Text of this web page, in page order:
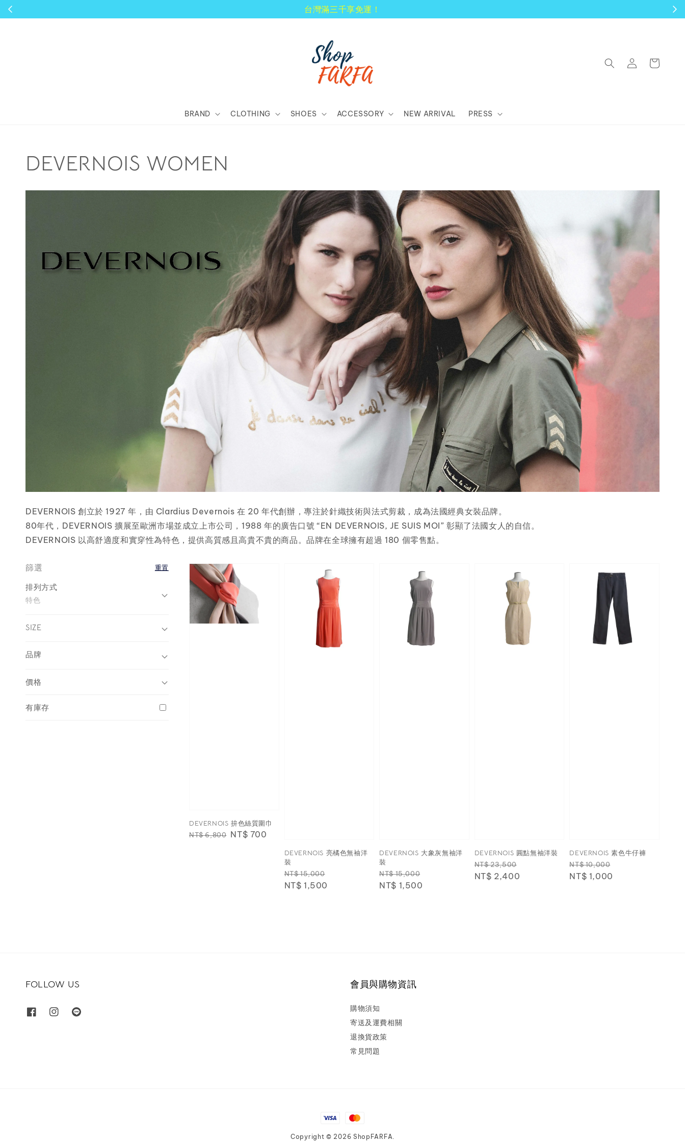
BRAND CLOTHING SHOES ACCESSORY NEW ARRIVAL PRESS
DEVERNOIS WOMEN
DEVERNOIS 創立於 1927 年，由 Clardius Devernois 在 20 年代創辦，專注於針織技術與法式剪裁，成為法國經典女裝品牌。
80年代，DEVERNOIS 擴展至歐洲市場並成立上市公司，1988 年的廣告口號 “EN DEVERNOIS, JE SUIS MOI” 彰顯了法國女人的自信。
DEVERNOIS 以高舒適度和實穿性為特色，提供高質感且高貴不貴的商品。品牌在全球擁有超過 180 個零售點。
篩選 重置
排列方式
特色
SIZE
品牌
價格
有庫存
DEVERNOIS 拚色絲質圍巾
Regular
NT$ 6,800 Sale
NT$ 700
DEVERNOIS 亮橘色無袖洋
裝
Regular
price
NT$ 15,000
NT$ 1,500
DEVERNOIS 大象灰無袖洋
裝
Regular
price
NT$ 15,000
NT$ 1,500
DEVERNOIS 圓點無袖洋裝
Regular
price
NT$ 23,500
NT$ 2,400
DEVERNOIS 素色牛仔褲
Regular
price
NT$ 10,000
NT$ 1,000
FOLLOW US 會員與購物資訊
購物須知
寄送及運費相關
退換貨政策
常見問題
Copyright © 2026 ShopFARFA.